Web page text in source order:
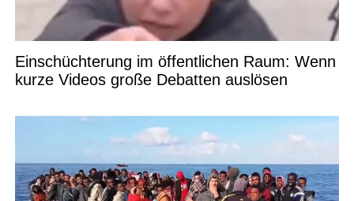
Einschüchterung im öffentlichen Raum: Wenn
kurze Videos große Debatten auslösen